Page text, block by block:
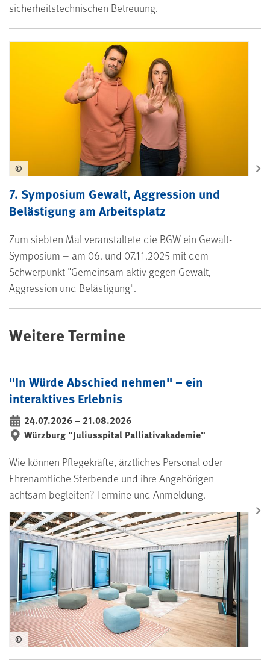
sicherheitstechnischen Betreuung.
7. Symposium Gewalt, Aggression und
Belästigung am Arbeitsplatz
Zum siebten Mal veranstaltete die BGW ein Gewalt-
Symposium – am 06. und 07.11.2025 mit dem
Schwerpunkt "Gemeinsam aktiv gegen Gewalt,
Aggression und Belästigung".
©
Weitere Termine
"In Würde Abschied nehmen" – ein
interaktives Erlebnis
24.07.2026
bis
– 21.08.2026
Würzburg "Juliusspital Palliativakademie"
Wie können Pflegekräfte, ärztliches Personal oder
Ehrenamtliche Sterbende und ihre Angehörigen
achtsam begleiten? Termine und Anmeldung.
©